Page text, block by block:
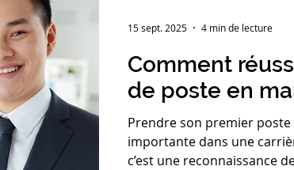
Comment
de poste en
Prendre son premier
importante dans une
c’est une reconnaissance
15 sept. 2025 4 min de lecture